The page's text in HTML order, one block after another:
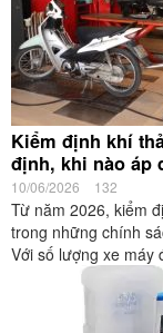
Kiểm định khí
định, khi nào áp
10/06/2026 132
Từ năm 2026, kiểm
trong những chính
Với số lượng xe máy